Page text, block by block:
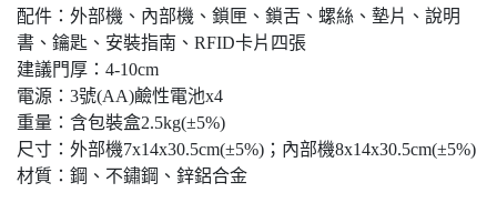
配件：外部機、內部機、鎖匣、鎖舌、螺絲、墊片、說明
書、鑰匙、安裝指南、RFID卡片四張
建議門厚：4-10cm
電源：3號(AA)鹼性電池x4
重量：含包裝盒2.5kg(±5%)
尺寸：外部機7x14x30.5cm(±5%)；內部機8x14x30.5cm(±5%)
材質：鋼、不鏽鋼、鋅鋁合金